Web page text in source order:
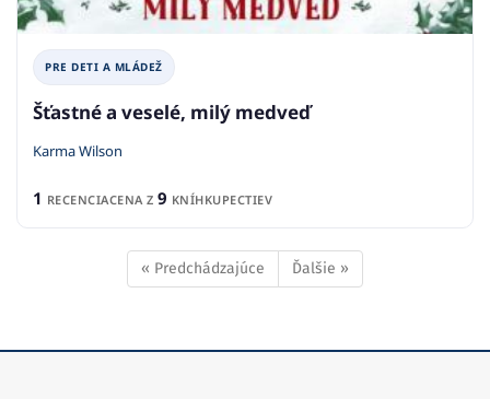
PRE DETI A MLÁDEŽ
Šťastné a veselé, milý medveď
Karma Wilson
1 RECENCIACENA Z 9 KNÍHKUPECTIEV
« Predchádzajúce Ďalšie »